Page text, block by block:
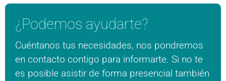
¿Podemos ayudarte?
Cuéntanos tus necesidades, nos pondremos
en contacto contigo para informarte. Si no te
es posible asistir de forma presencial también